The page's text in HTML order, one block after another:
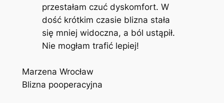
przestałam czuć dyskomfort. W
dość krótkim czasie blizna stała
się mniej widoczna, a ból ustąpił.
Nie mogłam trafić lepiej!
Marzena Wrocław
Blizna pooperacyjna